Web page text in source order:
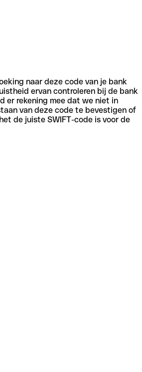
naar deze code van je bank
ervan controleren bij de bank
er rekening mee dat we niet in
van deze code te bevestigen of
de juiste SWIFT-code is voor de